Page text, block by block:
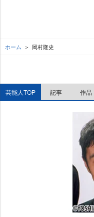
ホーム 岡村隆史
芸能人TOP 記事 作品